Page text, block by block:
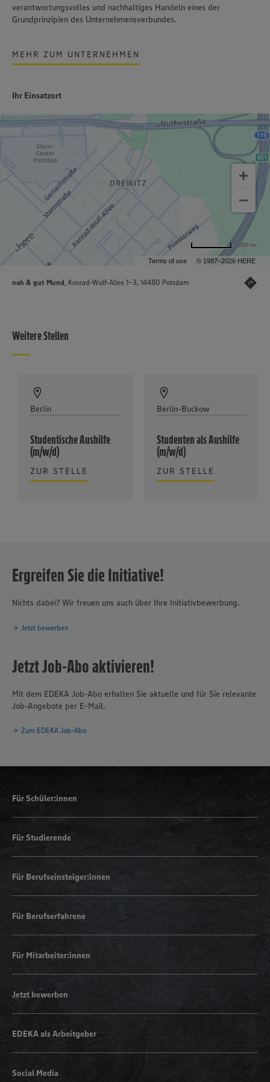
verantwortungsvolles und nachhaltiges Handeln eines der
Grundprinzipien des Unternehmensverbundes.
MEHR ZUM UNTERNEHMEN
Ihr Einsatzort
Terms of use © 1987–2026 HERE
200 m
nah & gut Mund, Konrad-Wolf-Allee 1-3, 14480 Potsdam
Weitere Stellen
Berlin
Studentische Aushilfe
(m/w/d)
ZUR STELLE
Berlin-Buckow
Studenten als Aushilfe
(m/w/d)
ZUR STELLE
Ergreifen Sie die Initiative!
Nichts dabei? Wir freuen uns auch über Ihre Initiativbewerbung.
Jetzt bewerben
Jetzt Job-Abo aktivieren!
Mit dem EDEKA Job-Abo erhalten Sie aktuelle und für Sie relevante
Job-Angebote per E-Mail.
Zum EDEKA Job-Abo
Für Schüler:innen
Für Studierende
Für Berufseinsteiger:innen
Für Berufserfahrene
Für Mitarbeiter:innen
Jetzt bewerben
EDEKA als Arbeitgeber
Social Media